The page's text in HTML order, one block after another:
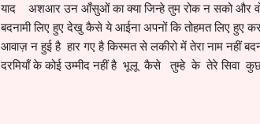
याद अशआर उन आँसुओं का क्या जिन्हे तुम रोक न सको और वो
बदनामी लिए हुए देखु कैसे ये आईना अपनों कि तोहमत लिए हुए
आवाज़ न हुई है हार गए है किस्मत से लकीरो में तेरा नाम नहीं
दरमियाँ के कोई उम्मीद नहीं है भूलू कैसे तुम्हे के तेरे सिवा कुछ